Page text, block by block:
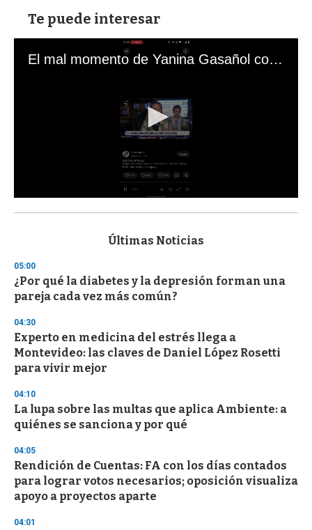
Te puede interesar
El mal momento de Yanina Gasañol con un hincha argentino en "Subrayado"
s
d
s
o
f
3
s
e
c
o
d
s
Últimas Noticias
05:00
¿Por qué la diabetes y la depresión forman una
pareja cada vez más común?
04:30
Experto en medicina del estrés llega a
Montevideo: las claves de Daniel López Rosetti
para vivir mejor
04:10
La lupa sobre las multas que aplica Ambiente: a
quiénes se sanciona y por qué
04:05
Rendición de Cuentas: FA con los días contados
para lograr votos necesarios; oposición visualiza
apoyo a proyectos aparte
04:01